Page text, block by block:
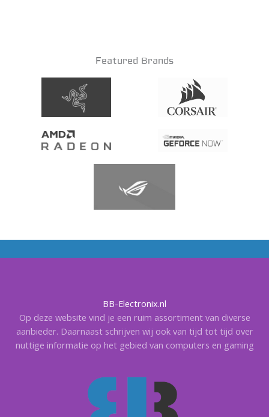
Featured Brands
BB-Electronix.nl
Op deze website vind je een ruim assortiment van diverse
aanbieder. Daarnaast schrijven wij ook van tijd tot tijd over
nuttige informatie op het gebied van computers en gaming